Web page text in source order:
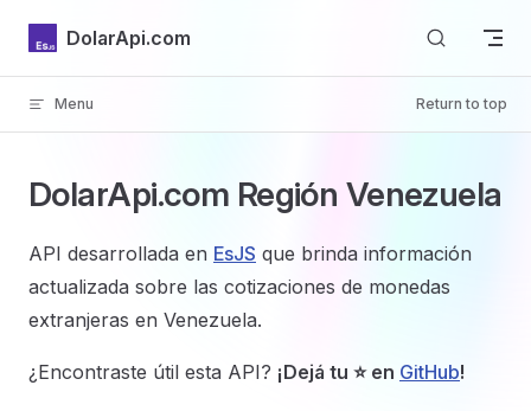
Skip to content
DolarApi.com
Menu Return to top
Inicio
GitHub
DolarApi.com Región Venezuela
API desarrollada en EsJS que brinda información
actualizada sobre las cotizaciones de monedas
extranjeras en Venezuela.
¿Encontraste útil esta API? ¡Dejá tu ⭐ en GitHub!